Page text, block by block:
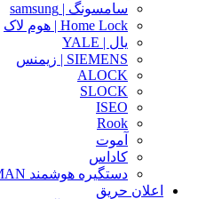
سامسونگ | samsung
Home Lock | هوم لاک
یال | YALE
SIEMENS | زیمنس
ALOCK
SLOCK
ISEO
Rook
آموت
کاداس
دستگیره هوشمند GATEMAN
اعلان حریق